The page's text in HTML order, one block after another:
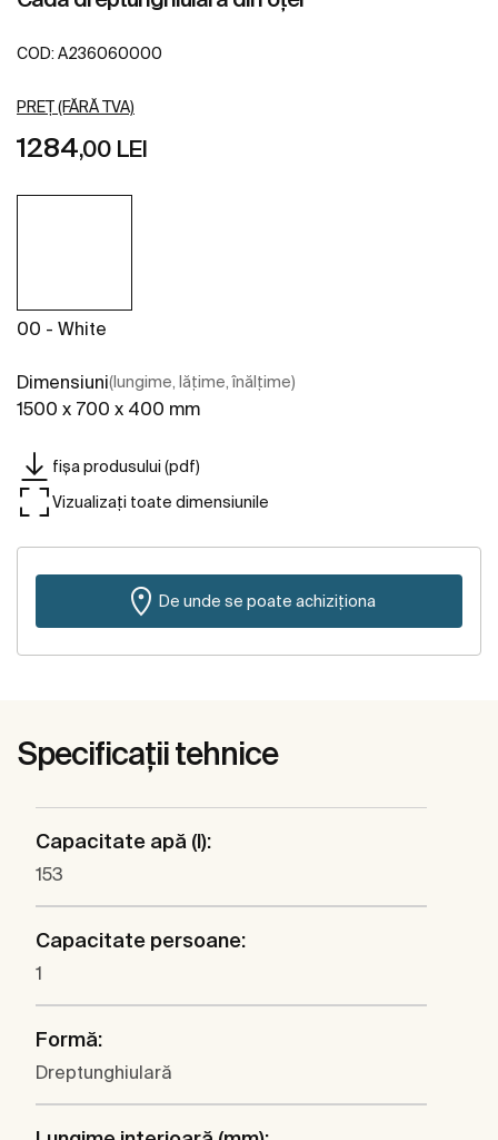
COD: A236060000
PREȚ (FĂRĂ TVA)
1284,00 LEI
00 - White
Dimensiuni(lungime, lățime, înălțime)
1500 x 700 x 400 mm
fișa produsului (pdf)
Vizualizați toate dimensiunile
De unde se poate achiziționa
Specificații tehnice
Capacitate apă (l):
153
Capacitate persoane:
1
Formă:
Dreptunghiulară